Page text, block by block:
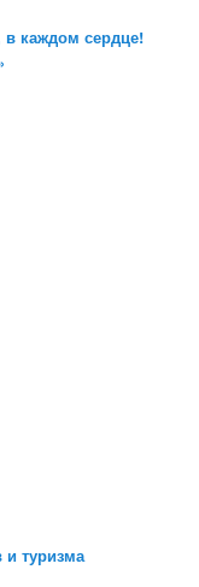
каждом сердце!
туризма